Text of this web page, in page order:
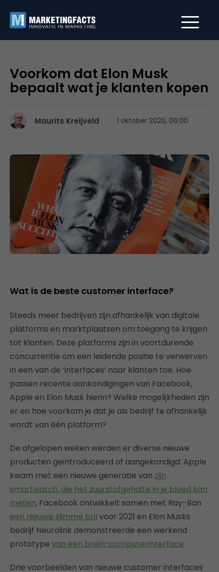
Voorkom dat Elon Musk
bepaalt wat je klanten kopen
Maurits Kreijveld 1 oktober 2020, 06:00
Wat is de beste customer interface?
Steeds meer bedrijven zijn afhankelijk van digitale
platforms en marktplaatsen om toegang te krijgen
tot klanten. Deze platforms zijn in voortdurende
concurrentie om een leidende positie te verwerven
in een van de ‘interfaces’ naar klanten toe. Hoe
passen recente aankondigingen van Facebook,
Apple en Elon Musk hierin? Welke mogelijkheden zijn
er en hoe voorkom je dat je als bedrijf te afhankelijk
wordt van één platform?
De afgelopen weken werden er diverse nieuwe
producten geïntroduceerd of aangekondigd: Apple
kwam met een nieuwe generatie van zijn
smartwatch, die het zuurstofgehalte in je bloed kan
meten, Facebook ontwikkelt samen met Ray-Ban
een nieuwe slimme bril voor 2021 en Elon Musks
bedrijf Neuralink demonstreerde een werkend
prototype van een brein-computerinterface.
Drie voorbeelden van nieuwe customer interfaces